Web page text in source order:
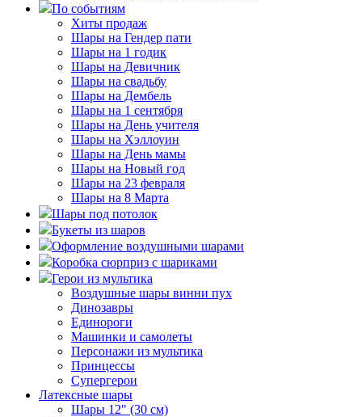
По событиям
Хиты продаж
Шары на Гендер пати
Шары на 1 годик
Шары на Девичник
Шары на свадьбу
Шары на Дембель
Шары на 1 сентября
Шары на День учителя
Шары на Хэллоуин
Шары на День мамы
Шары на Новый год
Шары на 23 февраля
Шары на 8 Марта
Шары под потолок
Букеты из шаров
Оформление воздушными шарами
Коробка сюрприз с шариками
Герои из мультика
Воздушные шары винни пух
Динозавры
Единороги
Машинки и самолеты
Персонажи из мультика
Принцессы
Супергерои
Латексные шары
Шары 12" (30 см)